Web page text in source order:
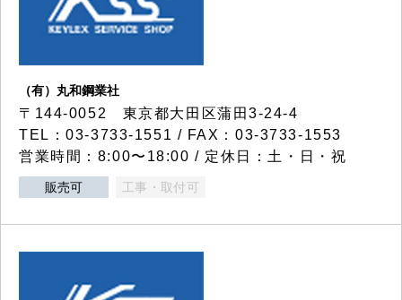
（有）丸和鋼業社
〒144-0052 東京都大田区蒲田3-24-4
TEL：03-3733-1551 / FAX：03-3733-1553
営業時間：8:00〜18:00 / 定休日：土・日・祝
販売可 工事・取付可